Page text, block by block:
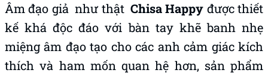
Âm đạo giả như thậtChisa Happy được thiết
kế khá độc đáo với bàn tay khẽ banh nhẹ
miệng âm đạo tạo cho các anh cảm giác kích
thích và ham mốn quan hệ hơn, sản phẩm